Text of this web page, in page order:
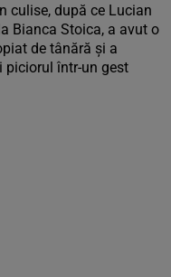
culise, după ce Lucian
Bianca Stoica, a avut o
de tânără și a
piciorul într-un gest